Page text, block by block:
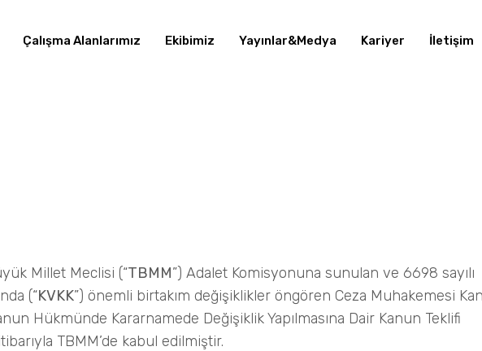
Çalışma Alanlarımız Ekibimiz Yayınlar&Medya Kariyer İletişim
Millet Meclisi (“TBMM”) Adalet Komisyonuna sunulan ve 6698 sayılı
(“KVKK”) önemli birtakım değişiklikler öngören Ceza Muhakemesi
Hükmünde Kararnamede Değişiklik Yapılmasına Dair Kanun Teklifi
TBMM’de kabul edilmiştir.